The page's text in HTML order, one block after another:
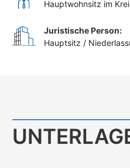
Hauptwohnsitz im
Juristische Person:
Hauptsitz /